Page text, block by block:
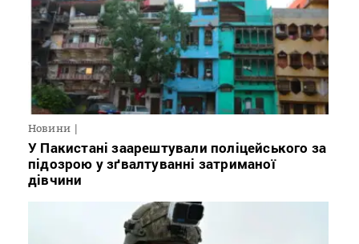
Новини
У Пакистані заарештували поліцейського за
підозрою у зґвалтуванні затриманої
дівчини